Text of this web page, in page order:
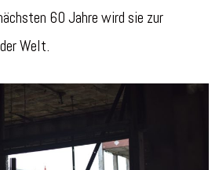
60 Jahre wird sie zur
Welt.